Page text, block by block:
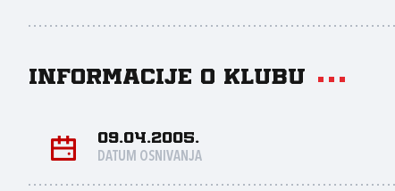
Informacije o klubu
09.04.2005.
DATUM OSNIVANJA